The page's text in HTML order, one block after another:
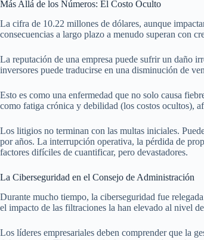
Más Allá de los Números: El Costo Oculto
La cifra de 10.22 millones de dólares, aunque
consecuencias a largo plazo a menudo superan con
La reputación de una empresa puede sufrir un daño
inversores puede traducirse en una disminución de
Esto es como una enfermedad que no solo causa
como fatiga crónica y debilidad (los costos ocultos),
Los litigios no terminan con las multas iniciales.
por años. La interrupción operativa, la pérdida de
factores difíciles de cuantificar, pero devastadores.
La Ciberseguridad en el Consejo de Administración
Durante mucho tiempo, la ciberseguridad fue
el impacto de las filtraciones la han elevado al nivel
Los líderes empresariales deben comprender que la